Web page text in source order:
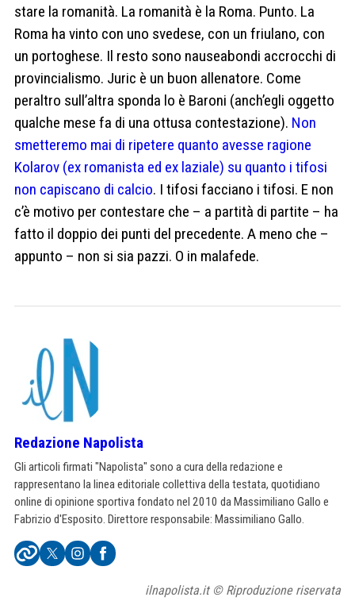
stare la romanità. La romanità è la Roma. Punto. La
Roma ha vinto con uno svedese, con un friulano, con
un portoghese. Il resto sono nauseabondi accrocchi di
provincialismo. Juric è un buon allenatore. Come
peraltro sull’altra sponda lo è Baroni (anch’egli oggetto
qualche mese fa di una ottusa contestazione). Non
smetteremo mai di ripetere quanto avesse ragione
Kolarov (ex romanista ed ex laziale) su quanto i tifosi
non capiscano di calcio. I tifosi facciano i tifosi. E non
c’è motivo per contestare che – a partità di partite – ha
fatto il doppio dei punti del precedente. A meno che –
appunto – non si sia pazzi. O in malafede.
Redazione Napolista
Gli articoli firmati "Napolista" sono a cura della redazione e
rappresentano la linea editoriale collettiva della testata, quotidiano
online di opinione sportiva fondato nel 2010 da Massimiliano Gallo e
Fabrizio d'Esposito. Direttore responsabile: Massimiliano Gallo.
ilnapolista.it © Riproduzione riservata